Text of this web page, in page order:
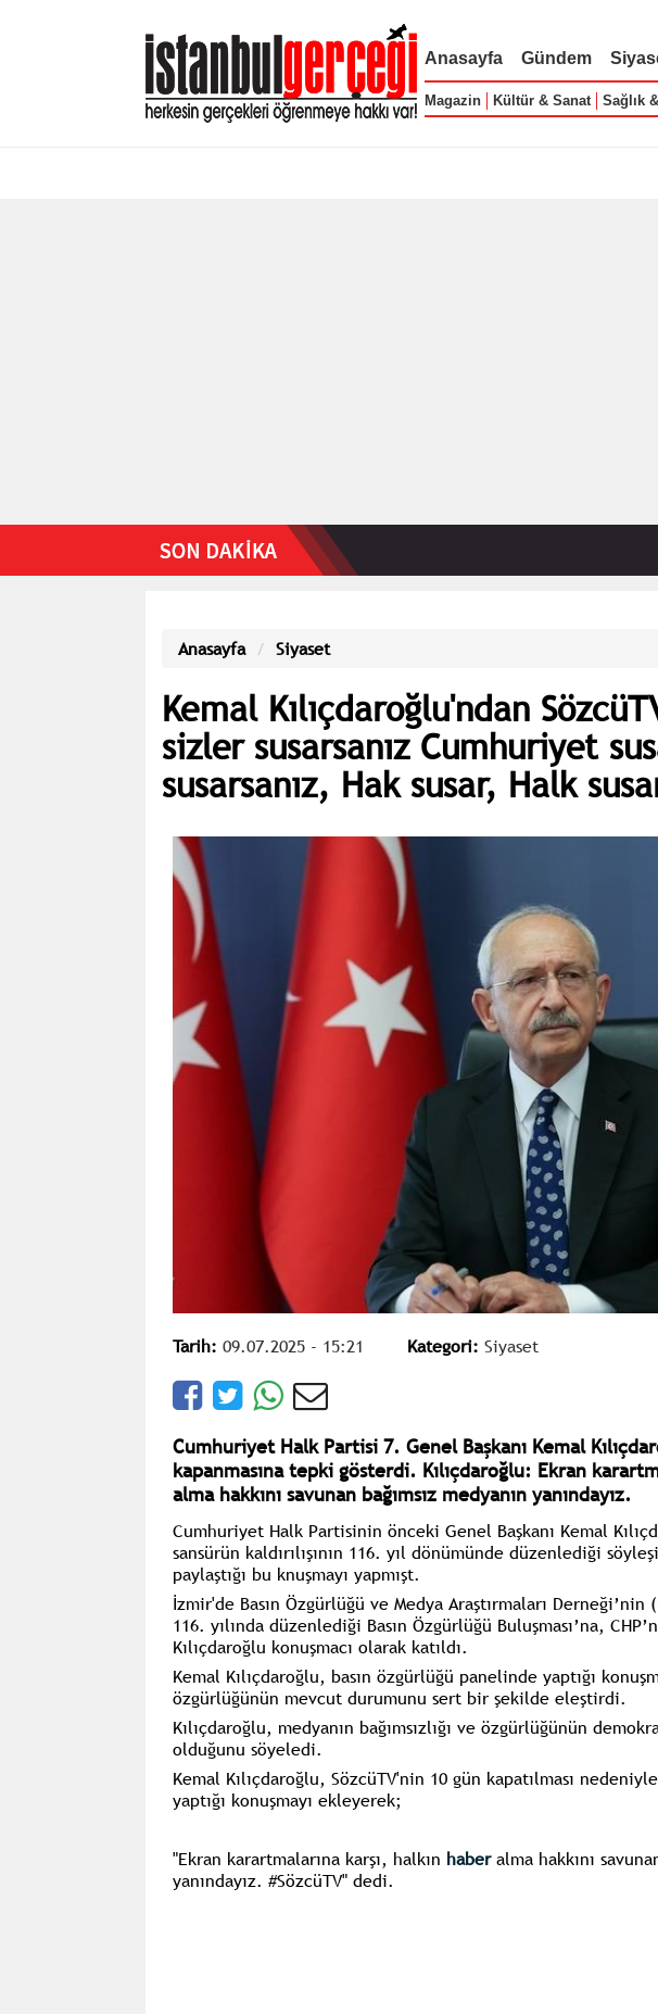
Anasayfa Gündem
Magazin Kültür & Sanat Sağlık
Anasayfa Siyaset
Kemal Kılıçdaroğlu'ndan
sizler susarsanız Cumhuriyet
susarsanız, Hak susar, Halk
Tarih: 09.07.2025 - 15:21 Kategori: Siyaset
Cumhuriyet Halk Partisi 7. Genel Başkanı Kemal
kapanmasına tepki gösterdi. Kılıçdaroğlu: Ekran
alma hakkını savunan bağımsız medyanın yanındayız.
Cumhuriyet Halk Partisinin önceki Genel Başkanı Kemal
sansürün kaldırılışının 116. yıl dönümünde düzenlediği
paylaştığı bu knuşmayı yapmışt.
İzmir'de Basın Özgürlüğü ve Medya Araştırmaları Derneği’nin
116. yılında düzenlediği Basın Özgürlüğü Buluşması’na,
Kılıçdaroğlu konuşmacı olarak katıldı.
Kemal Kılıçdaroğlu, basın özgürlüğü panelinde yaptığı
özgürlüğünün mevcut durumunu sert bir şekilde eleştirdi.
Kılıçdaroğlu, medyanın bağımsızlığı ve özgürlüğünün
olduğunu söyeledi.
Kemal Kılıçdaroğlu, SözcüTV'nin 10 gün kapatılması
yaptığı konuşmayı ekleyerek;
"Ekran karartmalarına karşı, halkın haberalma hakkını
yanındayız. #SözcüTV" dedi.